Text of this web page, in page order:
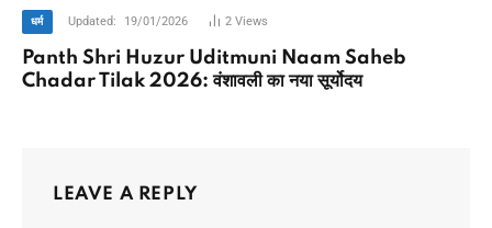
धर्म Updated: 19/01/2026 2 Views
Panth Shri Huzur Uditmuni Naam Saheb
Chadar Tilak 2026: वंशावली का नया सूर्योदय
LEAVE A REPLY